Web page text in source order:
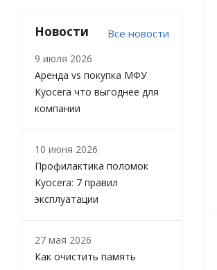
Новости Все новости
9 июля 2026
Аренда vs покупка МФУ
Kyocera что выгоднее для
компании
10 июня 2026
Профилактика поломок
Kyocera: 7 правил
эксплуатации
27 мая 2026
Как очистить память